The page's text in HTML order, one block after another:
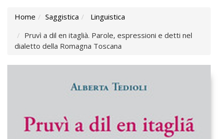
Home Saggistica
Linguistica
Pruvì a dil en itaglià. Parole, espressioni e detti nel
dialetto della Romagna Toscana